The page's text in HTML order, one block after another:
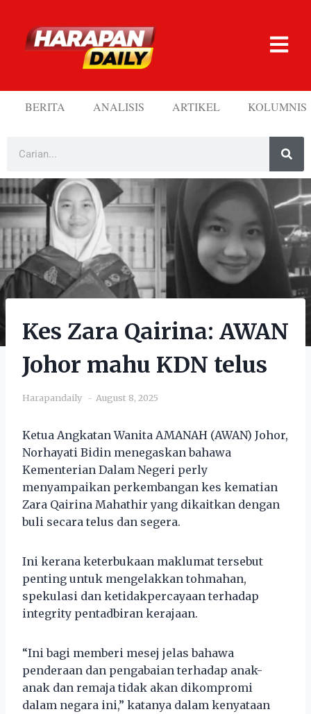
BERITA ANALISIS ARTIKEL KOLUMNIS
Kes Zara Qairina: AWAN
Johor mahu KDN telus
Harapandaily August 8, 2025
Ketua Angkatan Wanita AMANAH (AWAN) Johor,
Norhayati Bidin menegaskan bahawa
Kementerian Dalam Negeri perly
menyampaikan perkembangan kes kematian
Zara Qairina Mahathir yang dikaitkan dengan
buli secara telus dan segera.
Ini kerana keterbukaan maklumat tersebut
penting untuk mengelakkan tohmahan,
spekulasi dan ketidakpercayaan terhadap
integrity pentadbiran kerajaan.
“Ini bagi memberi mesej jelas bahawa
penderaan dan pengabaian terhadap anak-
anak dan remaja tidak akan dikompromi
dalam negara ini,” katanya dalam kenyataan